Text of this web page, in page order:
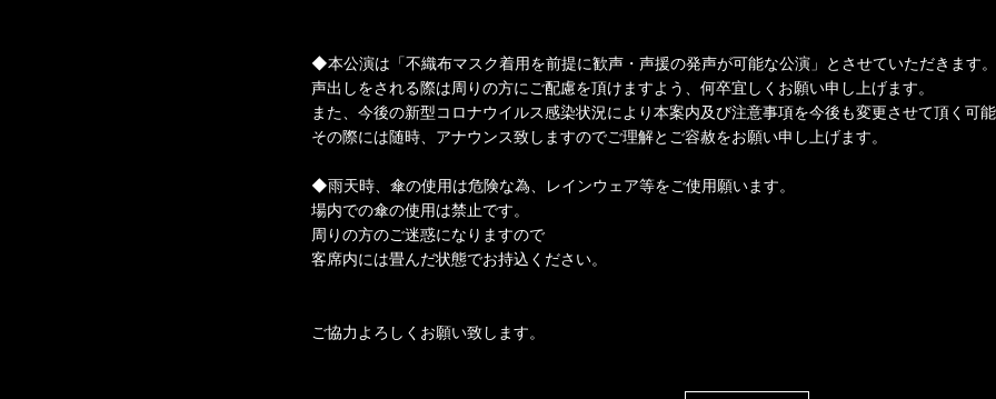
◆本公演は「不織布マスク着用を前提に歓声・声援の発声が可能な公演」とさせていただきます。
声出しをされる際は周りの方にご配慮を頂けますよう、何卒宜しくお願い申し上げます。
また、今後の新型コロナウイルス感染状況により本案内及び注意事項を今後も変更させて頂く可能
その際には随時、アナウンス致しますのでご理解とご容赦をお願い申し上げます。
◆雨天時、傘の使用は危険な為、レインウェア等をご使用願います。
場内での傘の使用は禁止です。
周りの方のご迷惑になりますので
客席内には畳んだ状態でお持込ください。
ご協力よろしくお願い致します。